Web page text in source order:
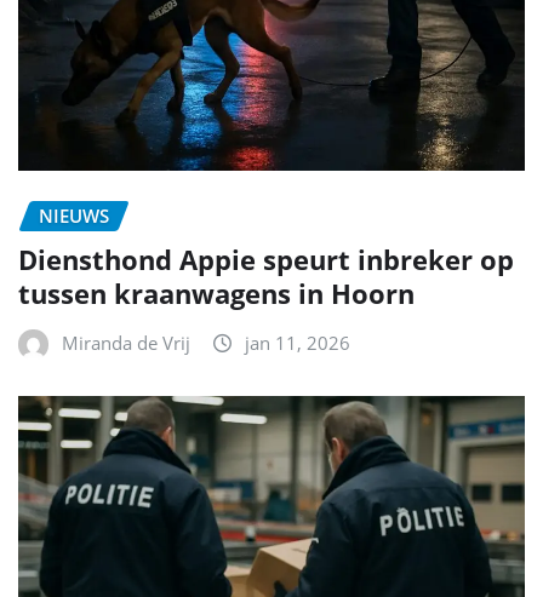
NIEUWS
Diensthond Appie speurt inbreker op
tussen kraanwagens in Hoorn
Miranda de Vrij jan 11, 2026